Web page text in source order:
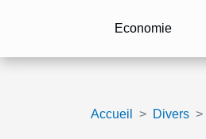
Economie
Accueil Divers